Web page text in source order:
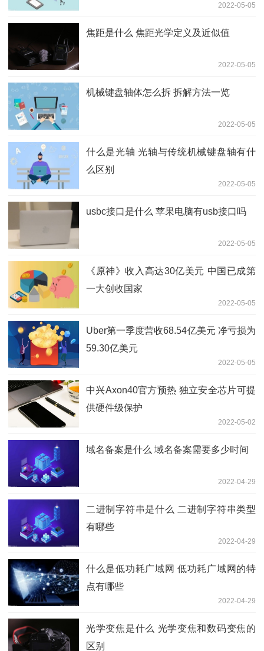
2022-05-05
焦距是什么 焦距光学定义及近似值
2022-05-05
机械键盘轴体怎么拆 拆解方法一览
2022-05-05
什么是光轴 光轴与传统机械键盘轴有什
么区别
2022-05-05
usbc接口是什么 苹果电脑有usb接口吗
2022-05-05
《原神》收入高达30亿美元 中国已成第
一大创收国家
2022-05-05
Uber第一季度营收68.54亿美元 净亏损为
59.30亿美元
2022-05-05
中兴Axon40官方预热 独立安全芯片可提
供硬件级保护
2022-05-02
域名备案是什么 域名备案需要多少时间
2022-04-29
二进制字符串是什么 二进制字符串类型
有哪些
2022-04-29
什么是低功耗广域网 低功耗广域网的特
点有哪些
2022-04-29
光学变焦是什么 光学变焦和数码变焦的
区别